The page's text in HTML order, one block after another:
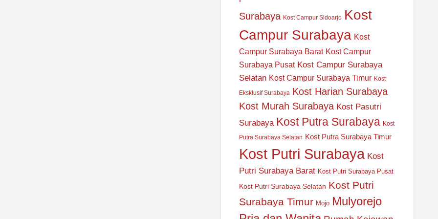
Surabaya Kost Campur Sidoarjo Kost
Campur Surabaya Kost
Campur Surabaya Barat Kost Campur
Surabaya Pusat Kost Campur Surabaya
Selatan Kost Campur Surabaya Timur Kost
Eksklusif Surabaya Kost Harian Surabaya
Kost Murah Surabaya Kost Pasutri
Surabaya Kost Putra Surabaya Kost
Putra Surabaya Selatan Kost Putra Surabaya Timur
Kost Putri Surabaya Kost
Putri Surabaya Barat Kost Putri Surabaya Pusat
Kost Putri Surabaya Selatan Kost Putri
Surabaya Timur Mojo Mulyorejo